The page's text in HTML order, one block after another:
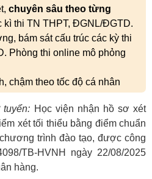
chuyên sâu theo từng
kì thi TN THPT, ĐGNL/ĐGTD.
bám sát cấu trúc các kỳ thi
Phòng thi online mô phỏng
chậm theo tốc độ cá nhân
Học viện nhận hồ sơ xét
xét tối thiểu bằng điểm chuẩn
trình đào tạo, được công
TB-HVNH ngày 22/08/2025
hàng.